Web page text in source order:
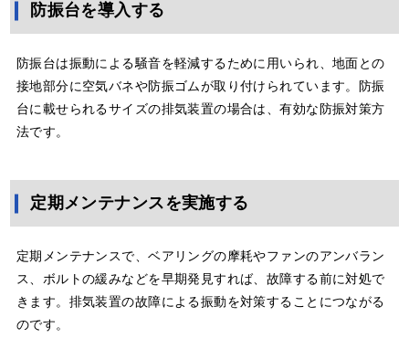
防振台を導入する
防振台は振動による騒音を軽減するために用いられ、地面との
接地部分に空気バネや防振ゴムが取り付けられています。防振
台に載せられるサイズの排気装置の場合は、有効な防振対策方
法です。
定期メンテナンスを実施する
定期メンテナンスで、ベアリングの摩耗やファンのアンバラン
ス、ボルトの緩みなどを早期発見すれば、故障する前に対処で
きます。排気装置の故障による振動を対策することにつながる
のです。